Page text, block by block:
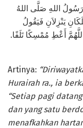
اللهِ صَلَّى اللهُ
يَنْزِلاَنِ فَيَقُولُ
أَعْطِ مُمْسِكًا تَلَفًا.
Artinya:
Hurairah ra., ia
“Setiap pagi
dan yang satu
menafkahkan